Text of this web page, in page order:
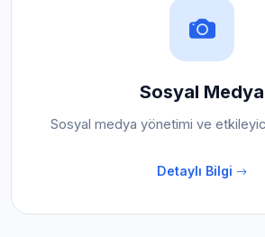
Sosyal Medya
Sosyal medya yönetimi ve
Detaylı Bilgi